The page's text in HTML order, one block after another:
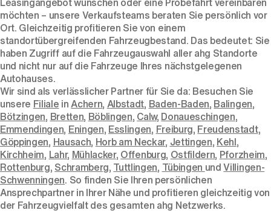
möchten – unsere Verkaufsteams beraten Sie persönlich vor
Ort. Gleichzeitig profitieren Sie von einem
standortübergreifenden Fahrzeugbestand. Das bedeutet: Sie
haben Zugriff auf die Fahrzeugauswahl aller ahg Standorte
und nicht nur auf die Fahrzeuge Ihres nächstgelegenen
Autohauses.
Wir sind als verlässlicher Partner für Sie da: Besuchen Sie
unsere Filiale inAchern, Albstadt, Baden-Baden, Balingen,
Bötzingen, Bretten, Böblingen, Calw, Donaueschingen,
Emmendingen, Eningen, Esslingen, Freiburg, Freudenstadt,
Göppingen, Hausach, Horb am Neckar, Jettingen, Kehl,
Kirchheim, Lahr, Mühlacker, Offenburg, Ostfildern, Pforzheim,
Rottenburg, Schramberg, Tuttlingen, Tübingen undVillingen-
Schwenningen. So finden Sie Ihren persönlichen
Ansprechpartner in Ihrer Nähe und profitieren gleichzeitig von
der Fahrzeugvielfalt des gesamten ahg Netzwerks.